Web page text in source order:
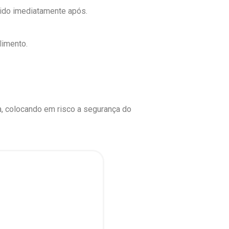
imediatamente após.
colocando em risco a segurança do